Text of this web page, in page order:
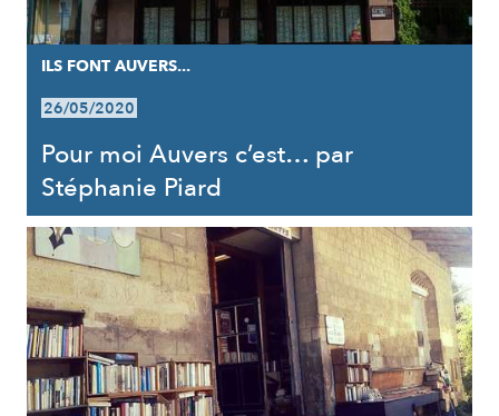
ILS FONT AUVERS...
26/05/2020
Pour moi Auvers c’est… par
Stéphanie Piard